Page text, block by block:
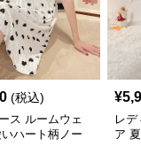
(税込)
ス ルームウェ
ハート柄ノー
¥
レ
ア